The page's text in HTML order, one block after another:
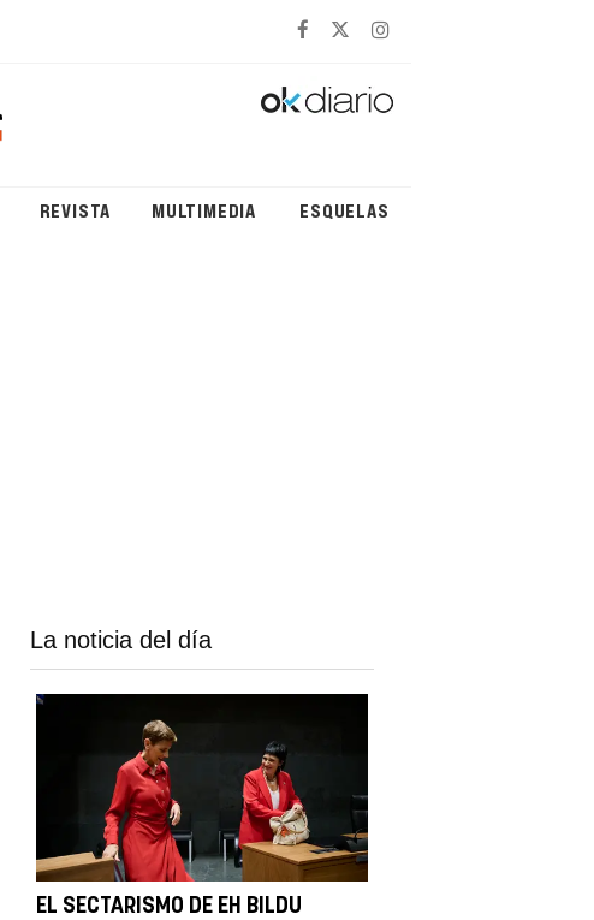
REVISTA MULTIMEDIA ESQUELAS
La noticia del día
EL SECTARISMO DE EH BILDU